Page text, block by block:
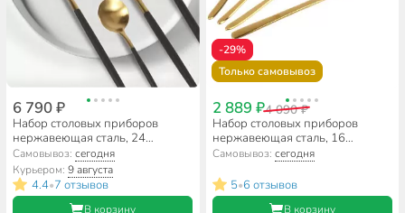
6 790 ₽
Набор столовых приборов
нержавеющая сталь, 24
предмета, подарочная
упаковка, Черный с золотым,
Y6-10262
Самовывоз:сегодня
Курьером:9 августа
4.4•7 отзывов
В корзину
-29%
Только самовывоз
2 889 ₽4 090 ₽
Набор столовых приборов
нержавеющая сталь, 16
предметов, Apollo, Teatro, TET-
Самовывоз: сегодня
5•6 отзывов
В корзину